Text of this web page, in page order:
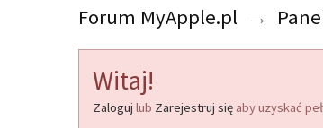
Forum MyApple.pl →
Witaj!
Zaloguj lub Zarejestruj się aby uzyskać